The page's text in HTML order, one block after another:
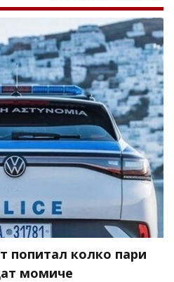
попитал колко пари
момиче